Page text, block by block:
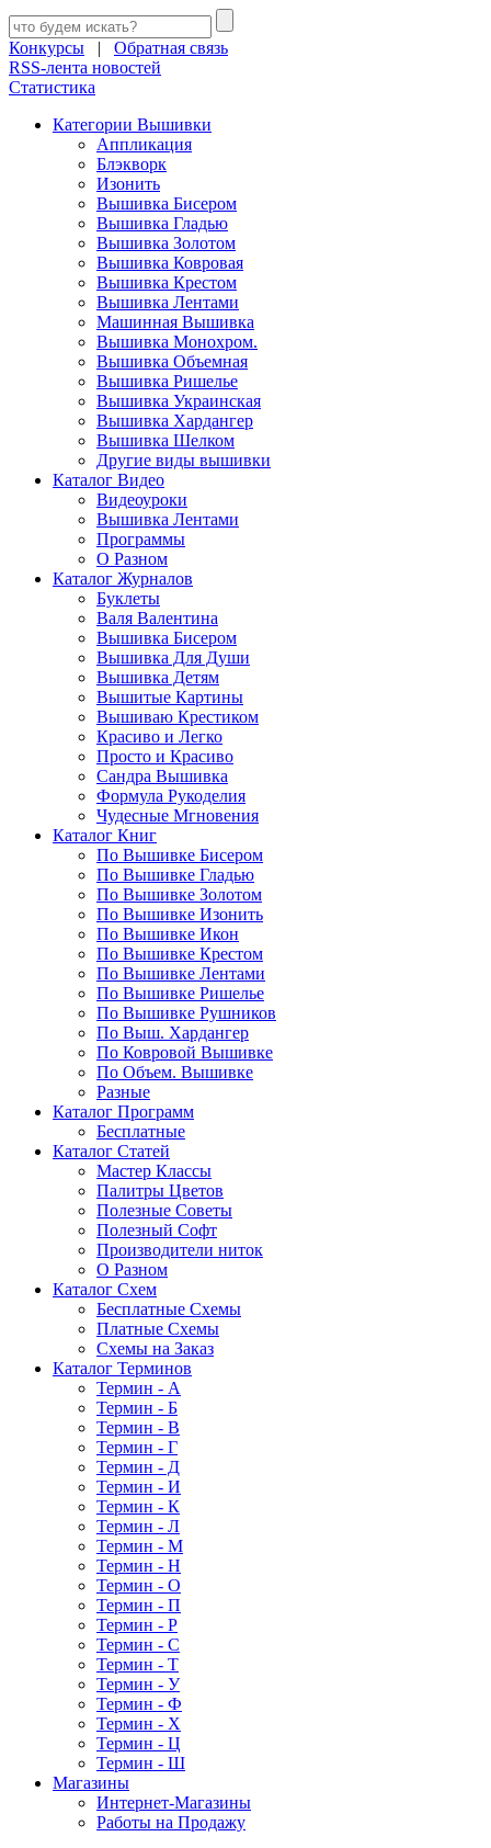
Конкурсы | Обратная связь
RSS-лента новостей
Статистика
Категории Вышивки
Аппликация
Блэкворк
Изонить
Вышивка Бисером
Вышивка Гладью
Вышивка Золотом
Вышивка Ковровая
Вышивка Крестом
Вышивка Лентами
Машинная Вышивка
Вышивка Монохром.
Вышивка Объемная
Вышивка Ришелье
Вышивка Украинская
Вышивка Хардангер
Вышивка Шелком
Другие виды вышивки
Каталог Видео
Видеоуроки
Вышивка Лентами
Программы
О Разном
Каталог Журналов
Буклеты
Валя Валентина
Вышивка Бисером
Вышивка Для Души
Вышивка Детям
Вышитые Картины
Вышиваю Крестиком
Красиво и Легко
Просто и Красиво
Сандра Вышивка
Формула Рукоделия
Чудесные Мгновения
Каталог Книг
По Вышивке Бисером
По Вышивке Гладью
По Вышивке Золотом
По Вышивке Изонить
По Вышивке Икон
По Вышивке Крестом
По Вышивке Лентами
По Вышивке Ришелье
По Вышивке Рушников
По Выш. Хардангер
По Ковровой Вышивке
По Объем. Вышивке
Разные
Каталог Программ
Бесплатные
Каталог Статей
Мастер Классы
Палитры Цветов
Полезные Советы
Полезный Софт
Производители ниток
О Разном
Каталог Схем
Бесплатные Схемы
Платные Схемы
Схемы на Заказ
Каталог Терминов
Термин - А
Термин - Б
Термин - В
Термин - Г
Термин - Д
Термин - И
Термин - К
Термин - Л
Термин - М
Термин - Н
Термин - О
Термин - П
Термин - Р
Термин - С
Термин - Т
Термин - У
Термин - Ф
Термин - Х
Термин - Ц
Термин - Ш
Магазины
Интернет-Магазины
Работы на Продажу